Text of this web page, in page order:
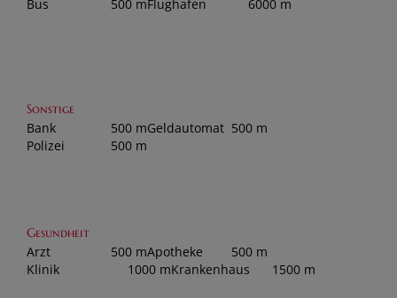
Bus 500 mFlughafen 6000 m
Sonstige
Bank 500 mGeldautomat 500 m
Polizei
500 m
Gesundheit
Arzt 500 mApotheke
500 m
Klinik
1000 mKrankenhaus 1500 m